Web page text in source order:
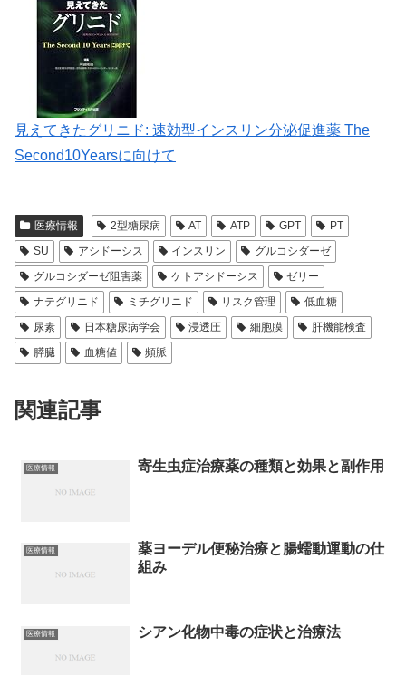
見えてきたグリニド: 速効型インスリン分泌促進薬 The
Second10Yearsに向けて
医療情報 2型糖尿病 AT ATP GPT
PT
SU
アシドーシス インスリン
グルコシダーゼ
グルコシダーゼ阻害薬
ケトアシドーシス
ゼリー
ナテグリニド
ミチグリニド リスク管理
低血糖
尿素
日本糖尿病学会 浸透圧 細胞膜
肝機能検査
膵臓
血糖値 頻脈
関連記事
医療情報 寄生虫症治療薬の種類と効果と副作用
医療情報
薬ヨーデル便秘治療と腸蠕動運動の仕
組み
医療情報 シアン化物中毒の症状と治療法